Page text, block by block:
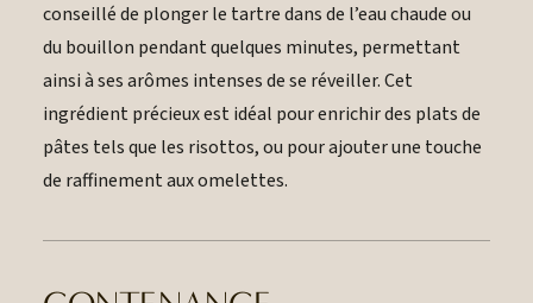
conseillé de plonger le tartre dans de l’eau chaude ou
du bouillon pendant quelques minutes, permettant
ainsi à ses arômes intenses de se réveiller. Cet
ingrédient précieux est idéal pour enrichir des plats de
pâtes tels que les risottos, ou pour ajouter une touche
de raffinement aux omelettes.